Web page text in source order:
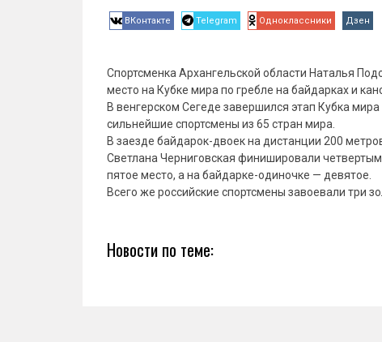
ВКонтакте Telegram Одноклассники Дзен
Спортсменка Архангельской области Наталья
место на Кубке мира по гребле на байдарках и
В венгерском Сегеде завершился этап Кубка
сильнейшие спортсмены из 65 стран мира.
В заезде байдарок-двоек на дистанции 200
Светлана Черниговская финишировали
пятое место, а на байдарке-одиночке — девятое.
Всего же российские спортсмены завоевали три
Новости по теме: